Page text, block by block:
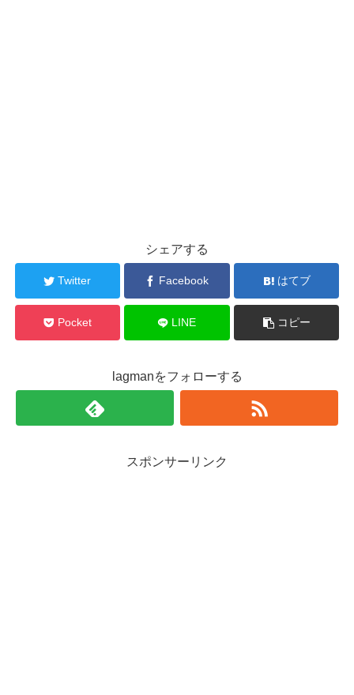
シェアする
Twitter Facebook はてブ
Pocket LINE コピー
lagmanをフォローする
スポンサーリンク